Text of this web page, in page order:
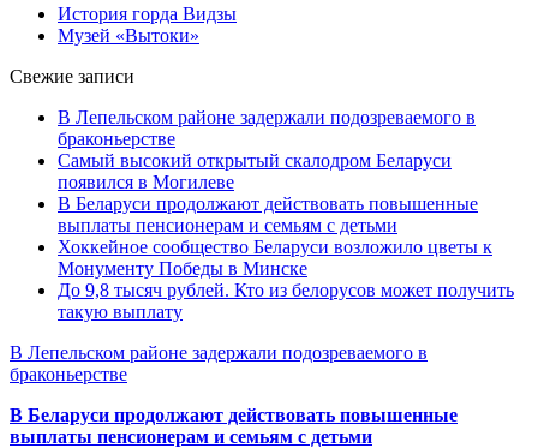
История горда Видзы
Музей «Вытоки»
Свежие записи
В Лепельском районе задержали подозреваемого в
браконьерстве
Самый высокий открытый скалодром Беларуси
появился в Могилеве
В Беларуси продолжают действовать повышенные
выплаты пенсионерам и семьям с детьми
Хоккейное сообщество Беларуси возложило цветы к
Монументу Победы в Минске
До 9,8 тысяч рублей. Кто из белорусов может получить
такую выплату
В Лепельском районе задержали подозреваемого в
браконьерстве
В Беларуси продолжают действовать повышенные
выплаты пенсионерам и семьям с детьми